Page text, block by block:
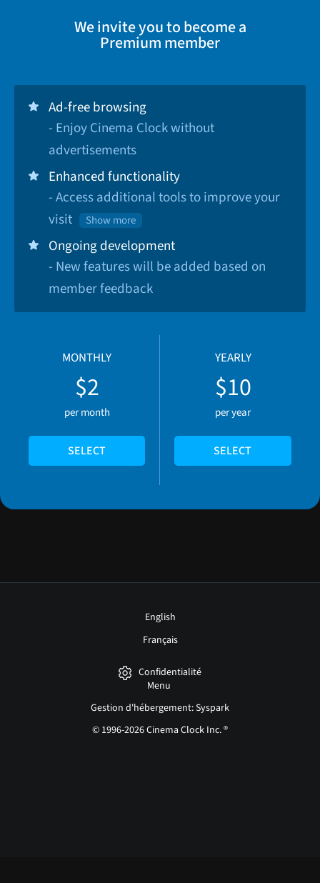
We invite you to become a
Premium member
Ad-free browsing
- Enjoy Cinema Clock without
advertisements
Enhanced functionality
- Access additional tools to improve your
visit
Show more
Ongoing development
- New features will be added based on
member feedback
MONTHLY
$2
per month
SELECT
YEARLY
$10
per year
SELECT
English
Français
Confidentialité
Menu
Gestion d'hébergement: Syspark
© 1996-2026 Cinema Clock Inc. ®